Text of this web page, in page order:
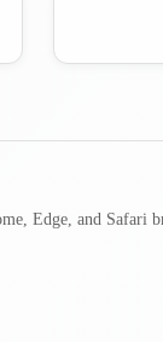
Edge, and Safari